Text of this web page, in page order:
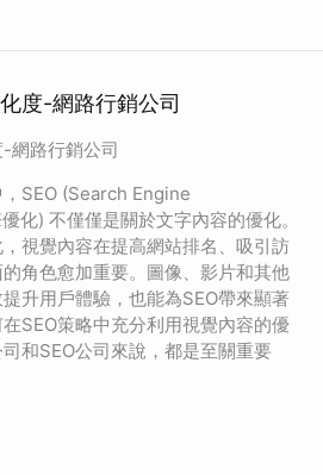
度-網路行銷公司
網路行銷公司
SEO (Search Engine
化) 不僅僅是關於文字內容的優化。
視覺內容在提高網站排名、吸引訪
角色愈加重要。圖像、影片和其他
升用戶體驗，也能為SEO帶來顯著
SEO策略中充分利用視覺內容的優
和SEO公司來說，都是至關重要